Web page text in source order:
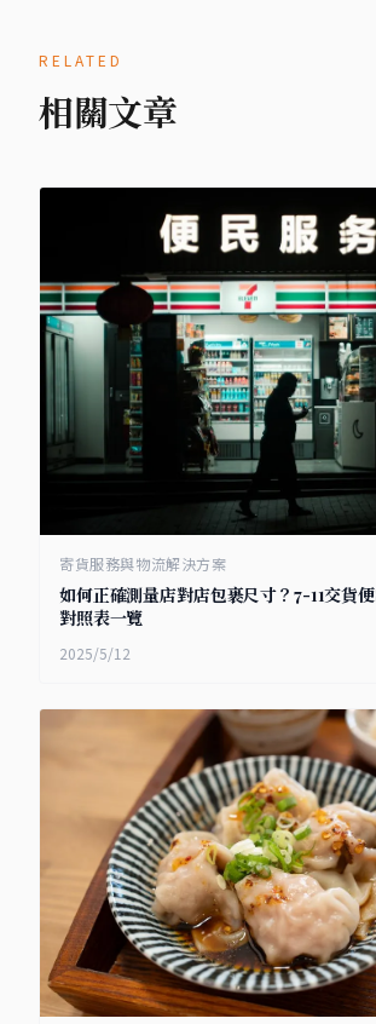
RELATED
相關文章
寄貨服務與物流解決方案
如何正確測量店對店包裹尺寸？7-11交貨
對照表一覽
2025/5/12